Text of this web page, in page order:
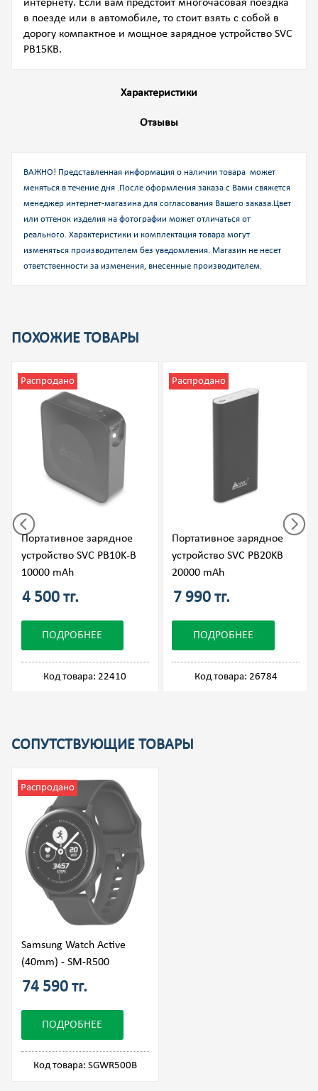
интернету. Если вам предстоит многочасовая поездка
в поезде или в автомобиле, то стоит взять с собой в
дорогу компактное и мощное зарядное устройство SVC
PB15KB.
Характеристики
Отзывы
ВАЖНО! Представленная информация о наличии товара может
меняться в течение дня .После оформления заказа с Вами свяжется
менеджер интернет-магазина для согласования Вашего заказа.Цвет
или оттенок изделия на фотографии может отличаться от
реального. Характеристики и комплектация товара могут
изменяться производителем без уведомления. Магазин не несет
ответственности за изменения, внесенные производителем.
ПОХОЖИЕ ТОВАРЫ
Портативное зарядное
устройство SVC PB10K-B
10000 mAh
Распродано
4 500 тг.
ПОДРОБНЕЕ
Код товара: 22410
Портативное зарядное
устройство SVC PB20KB
20000 mAh
Распродано
7 990 тг.
ПОДРОБНЕЕ
Код товара: 26784
СОПУТСТВУЮЩИЕ ТОВАРЫ
Samsung Watch Active
(40mm) - SM-R500
Распродано
74 590 тг.
ПОДРОБНЕЕ
Код товара: SGWR500B